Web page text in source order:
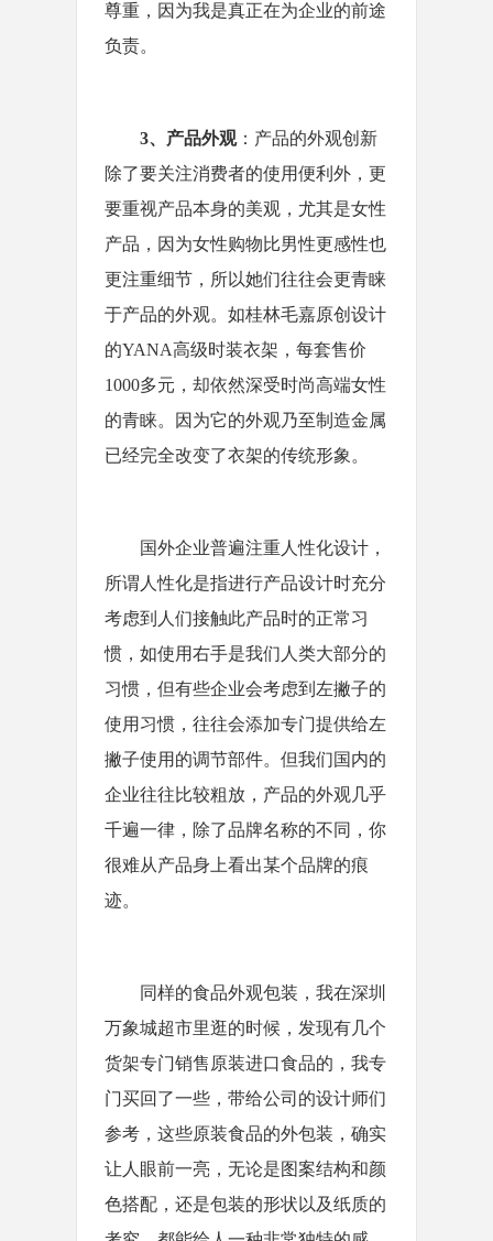
尊重，因为我是真正在为企业的前途
负责。
3、产品外观：产品的外观创新
除了要关注消费者的使用便利外，更
要重视产品本身的美观，尤其是女性
产品，因为女性购物比男性更感性也
更注重细节，所以她们往往会更青睐
于产品的外观。如桂林毛嘉原创设计
的YANA高级时装衣架，每套售价
1000多元，却依然深受时尚高端女性
的青睐。因为它的外观乃至制造金属
已经完全改变了衣架的传统形象。
国外企业普遍注重人性化设计，
所谓人性化是指进行产品设计时充分
考虑到人们接触此产品时的正常习
惯，如使用右手是我们人类大部分的
习惯，但有些企业会考虑到左撇子的
使用习惯，往往会添加专门提供给左
撇子使用的调节部件。但我们国内的
企业往往比较粗放，产品的外观几乎
千遍一律，除了品牌名称的不同，你
很难从产品身上看出某个品牌的痕
迹。
同样的食品外观包装，我在深圳
万象城超市里逛的时候，发现有几个
货架专门销售原装进口食品的，我专
门买回了一些，带给公司的设计师们
参考，这些原装食品的外包装，确实
让人眼前一亮，无论是图案结构和颜
色搭配，还是包装的形状以及纸质的